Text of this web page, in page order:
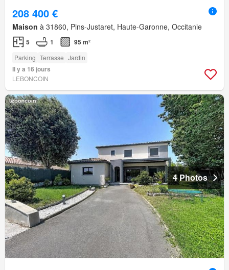
208 400 €
Maison à 31860, Pins-Justaret, Haute-Garonne, Occitanie
5 1 95 m²
Parking Terrasse Jardin
Il y a 16 jours
LEBONCOIN
4 Photos